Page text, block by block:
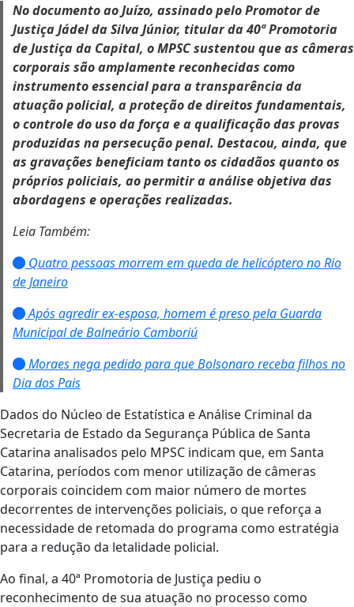
No documento ao Juízo, assinado pelo Promotor de
Justiça Jádel da Silva Júnior, titular da 40ª Promotoria
de Justiça da Capital, o MPSC sustentou que as câmeras
corporais são amplamente reconhecidas como
instrumento essencial para a transparência da
atuação policial, a proteção de direitos fundamentais,
o controle do uso da força e a qualificação das provas
produzidas na persecução penal. Destacou, ainda, que
as gravações beneficiam tanto os cidadãos quanto os
próprios policiais, ao permitir a análise objetiva das
abordagens e operações realizadas.
Leia Também:
Quatro pessoas morrem em queda de helicóptero no Rio
de Janeiro
Após agredir ex-esposa, homem é preso pela Guarda
Municipal de Balneário Camboriú
Moraes nega pedido para que Bolsonaro receba filhos no
Dia dos Pais
Dados do Núcleo de Estatística e Análise Criminal da
Secretaria de Estado da Segurança Pública de Santa
Catarina analisados pelo MPSC indicam que, em Santa
Catarina, períodos com menor utilização de câmeras
corporais coincidem com maior número de mortes
decorrentes de intervenções policiais, o que reforça a
necessidade de retomada do programa como estratégia
para a redução da letalidade policial.
Ao final, a 40ª Promotoria de Justiça pediu o
reconhecimento de sua atuação no processo como